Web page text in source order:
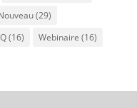
(29)
(16) Webinaire (16)